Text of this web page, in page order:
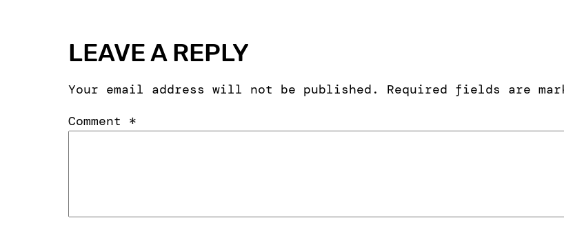
LEAVE A REPLY
Your email address will not be published. Required fields are
Comment *